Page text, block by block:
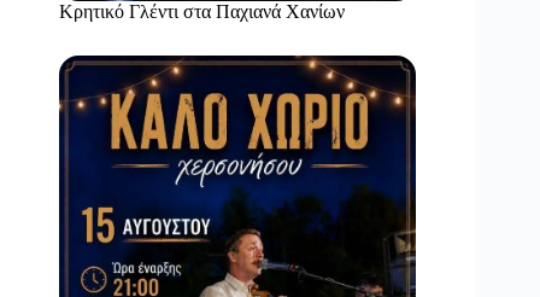
Κρητικό Γλέντι στα Παχιανά Χανίων